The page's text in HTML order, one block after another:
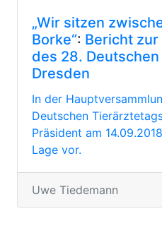
„Wir sitzen
Borke“: Bericht zur
des 28.
Dresden
In der
Deutschen
Präsident am
Lage vor.
Uwe Tiedemann